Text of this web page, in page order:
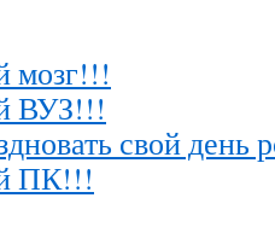
мозг!!!
ВУЗ!!!
свой день
ПК!!!